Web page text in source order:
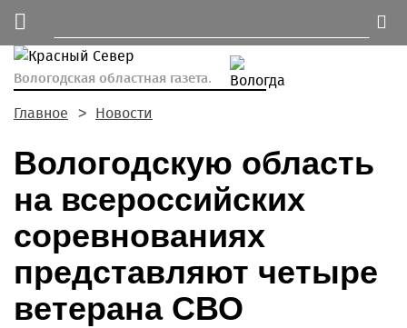
Вологодская областная газета.
Главное Новости
Вологодскую область
на всероссийских
соревнованиях
представляют четыре
ветерана СВО